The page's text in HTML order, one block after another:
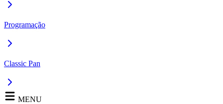
Programação
Classic Pan
MENU